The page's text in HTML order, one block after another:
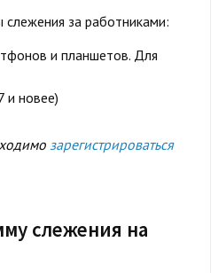
за работниками:
и планшетов. Для
и новее)
зарегистрироваться
слежения на